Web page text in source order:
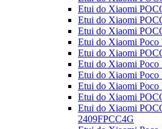
Etui do Xiaomi
Etui do Xiaomi
Etui do Xiaomi
Etui do Xiaomi
Etui do Xiaomi
Etui do Xiaomi Poco
Etui do Xiaomi Poco
Etui do Xiaomi Poco
Etui do Xiaomi
Etui do Xiaomi
2409FPCC4G